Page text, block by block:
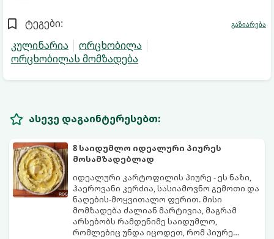
ტეგები:
კულინარია
ორცხობილა
ორცხობილას მომზადება
გაზიარება
ასევე დაგაინტერესებთ:
8 საიდუმლო იდეალური პიურეს
მოსამზადებლად
იდეალური კარტოფილის პიურე - ეს ნაზი,
ჰაეროვანი კერძია, სასიამოვნო გემოთი და
ნაღების-მოყვითალო ფერით. მისი
მომზადება ძალიან მარტივია, მაგრამ
არსებობს რამდენიმე საიდუმლო,
რომლებიც უნდა იცოდეთ, რომ პიურე